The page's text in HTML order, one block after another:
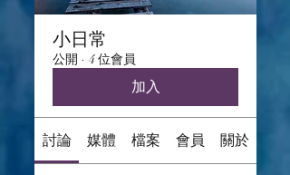
小日常
公開 · 4 位會員
加入
討論 媒體 檔案 會員 關於